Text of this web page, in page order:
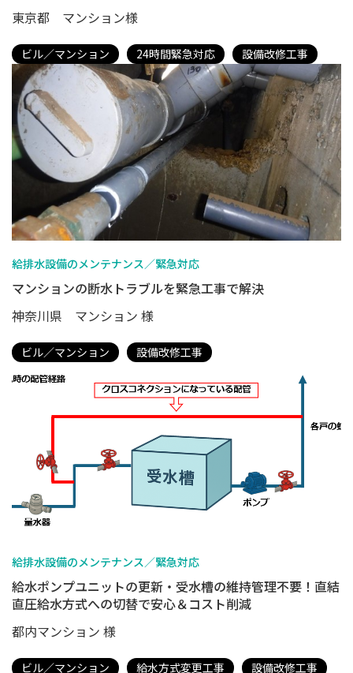
東京都 マンション様
ビル／マンション 24時間緊急対応 設備改修工事
給排水設備のメンテナンス／緊急対応
マンションの断水トラブルを緊急工事で解決
神奈川県 マンション 様
ビル／マンション 設備改修工事
給排水設備のメンテナンス／緊急対応
給水ポンプユニットの更新・受水槽の維持管理不要！直結
直圧給水方式への切替で安心＆コスト削減
都内マンション 様
ビル／マンション 給水方式変更工事 設備改修工事